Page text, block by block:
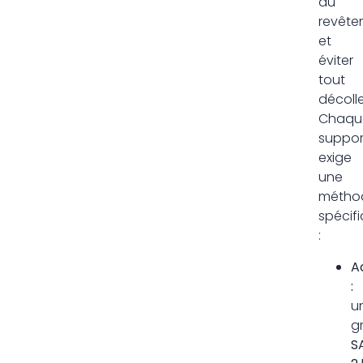
et
éviter
tout
exige
une
:
: